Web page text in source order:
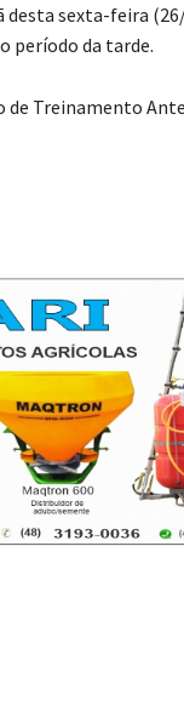
sexta-feira
período da tarde.
de Treinamento